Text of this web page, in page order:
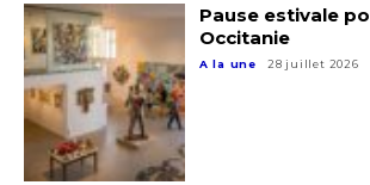
J'accepte les termes et conditions
* Champ obligatoire
Prénom
Statut / Organisation
Pause estivale
Occitanie
A la une 28 juillet 2026